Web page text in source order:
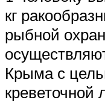
кг
рыбной
Крыма с
креветочной